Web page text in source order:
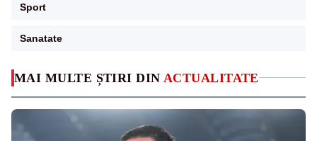
MAI MULTE ȘTIRI DIN ACTUALITATE
Sport
Sanatate